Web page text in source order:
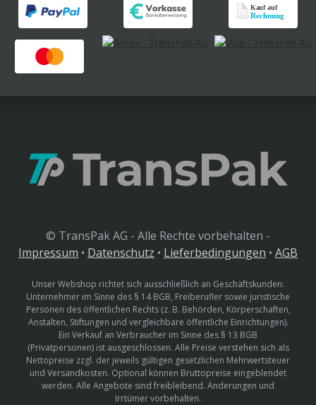
© TransPak AG - Alle Rechte vorbehalten -
Impressum • Datenschutz • Lieferbedingungen • AGB
Unser Webshop richtet sich ausschließlich an Geschäftskunden:
Unternehmer im Sinne des § 14 BGB, Freiberufler sowie juristische
Personen des öffentlichen Rechts (z. B. Behörden, Körperschaften,
Anstalten, Stiftungen und vergleichbare öffentliche Einrichtungen).
Ein Verkauf an Verbraucher im Sinne des § 13 BGB
(Privatpersonen) ist ausgeschlossen. Alle Preise verstehen sich als
Nettopreise zzgl. der jeweils gültigen gesetzlichen Mehrwertsteuer
und Versandkosten. Optional können Bruttopreise eingeblendet
werden. Alle Angebote sind freibleibend. Änderungen und
Irrtümer vorbehalten.